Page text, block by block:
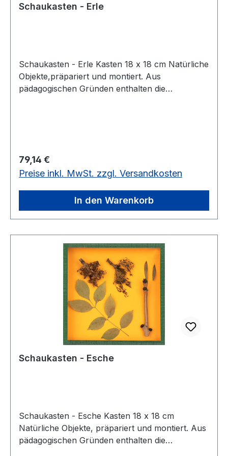
Schaukasten - Erle
Schaukasten - Erle Kasten 18 x 18 cm Natürliche
Objekte,präpariert und montiert. Aus
pädagogischen Gründen enthalten die
preisgünstigen Objektkästen eignen sich auch für
die Gruppenarbeit.Kasten 18 x 18 cm
Regulärer Preis:
79,14 €
Preise inkl. MwSt. zzgl. Versandkosten
In den Warenkorb
Schaukasten - Esche
Schaukasten - Esche Kasten 18 x 18 cm
Natürliche Objekte, präpariert und montiert. Aus
pädagogischen Gründen enthalten die